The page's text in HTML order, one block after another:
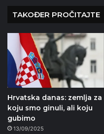
TAKOĐER PROČITAJTE
Hrvatska danas: zemlja za
koju smo ginuli, ali koju
gubimo
13/09/2025